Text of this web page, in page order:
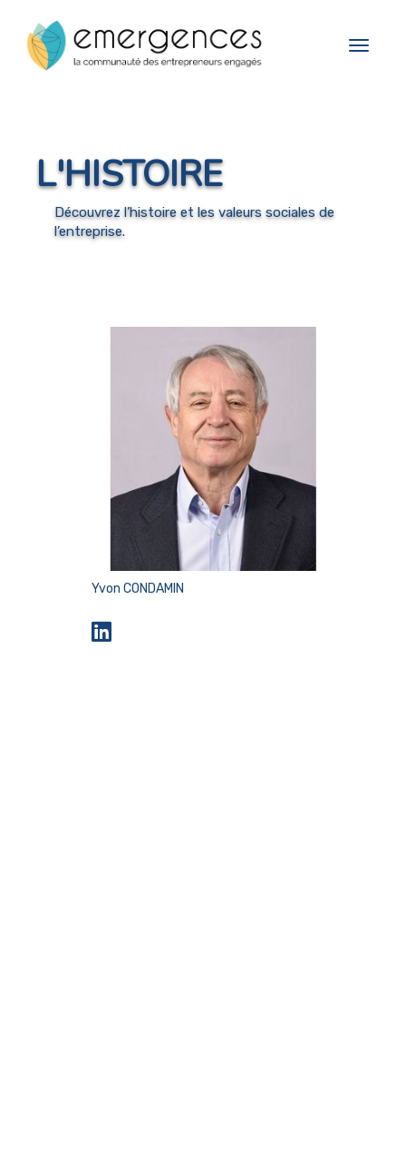
Toggle
Yvon CONDAMIN
L'HISTOIRE
Découvrez l’histoire et les valeurs sociales de
l’entreprise.